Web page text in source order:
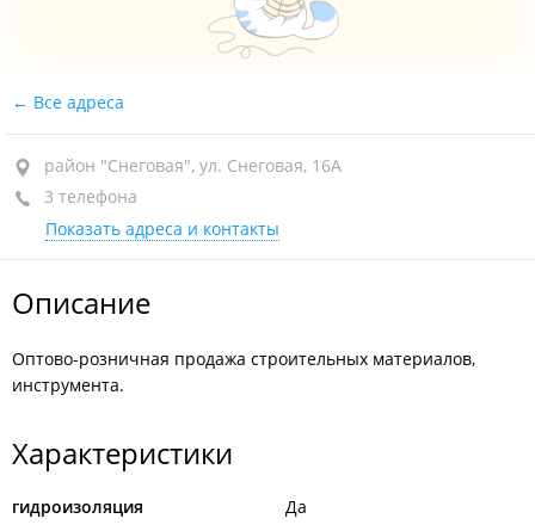
Все адреса
район "Снеговая", ул. Снеговая, 16А
3 телефона
Показать адреса и контакты
Описание
Оптово-розничная продажа строительных материалов,
инструмента.
Характеристики
гидроизоляция Да